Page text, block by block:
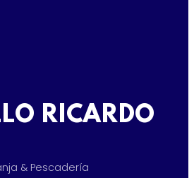
RICARDO
& Pescadería